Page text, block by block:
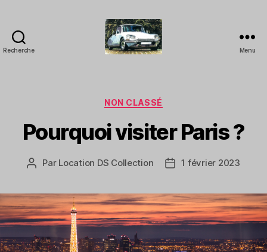
Recherche
-
avec
chauffeur
Evénements
Menu
Catégories
NON CLASSÉ
Pourquoi visiter Paris ?
Auteur
Par Location DS Collection
Date1 février 2023